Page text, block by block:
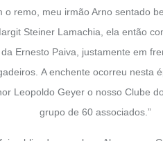
o remo, meu irmão Arno sentado
Steiner Lamachia, ela então
Ernesto Paiva, justamente em
A enchente ocorreu nesta
Leopoldo Geyer o nosso Clube
grupo de 60 associados.”